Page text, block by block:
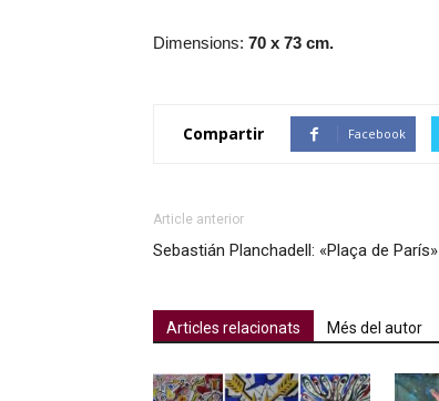
Dimensions: 70 x 73 cm.
Compartir Facebook
Article anterior
Sebastián Planchadell: «Plaça de París»
Articles relacionats Més del autor